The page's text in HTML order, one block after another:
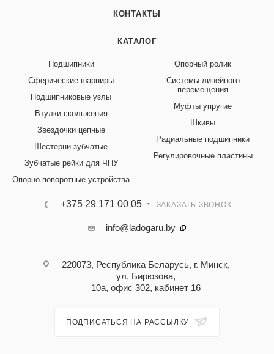
КОНТАКТЫ
КАТАЛОГ
Подшипники
Сферические шарниры
Подшипниковые узлы
Втулки скольжения
Звездочки цепные
Шестерни зубчатые
Зубчатые рейки для ЧПУ
Опорно-поворотные устройства
Опорный ролик
Системы линейного
перемещения
Муфты упругие
Шкивы
Радиальные подшипники
Регулировочные пластины
+375 29 171 00 05 ЗАКАЗАТЬ ЗВОНОК
info@ladogaru.by
220073, Республика Беларусь, г. Минск,
ул. Бирюзова,
10а, офис 302, кабинет 16
ПОДПИСАТЬСЯ НА РАССЫЛКУ